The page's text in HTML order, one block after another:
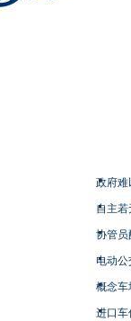
政府难
自主
协管员
电动
概念车
进口车